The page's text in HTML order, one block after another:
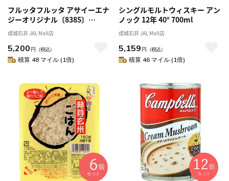
フルッタフルッタ アサイーエナ
ジーオリジナル〔8385〕
195g×15本
成城石井 JAL Mall店
5,200 円 （税込）
積算 48 マイル (1倍)
シングルモルトウィスキー アン
ノック 12年 40° 700ml
成城石井 JAL Mall店
5,159 円 （税込）
積算 46 マイル (1倍)